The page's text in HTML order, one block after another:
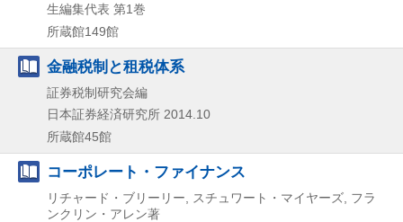
生編集代表 第1巻
所蔵館149館
金融税制と租税体系
証券税制研究会編
日本証券経済研究所 2014.10
所蔵館45館
コーポレート・ファイナンス
リチャード・ブリーリー, スチュワート・マイヤーズ, フラ
ンクリン・アレン著